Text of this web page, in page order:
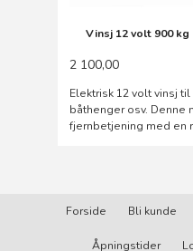
Vinsj 12 volt 900
2 100,00
Elektrisk 12 volt vinsj
båthenger osv. Denne
fjernbetjening med en
Forside Bli kunde
Åpningstider